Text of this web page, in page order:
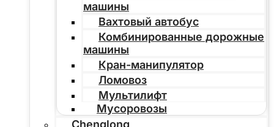
машины
Вахтовый автобус
Комбинированные дорожные
машины
Кран-манипулятор
Ломовоз
Мультилифт
Мусоровозы